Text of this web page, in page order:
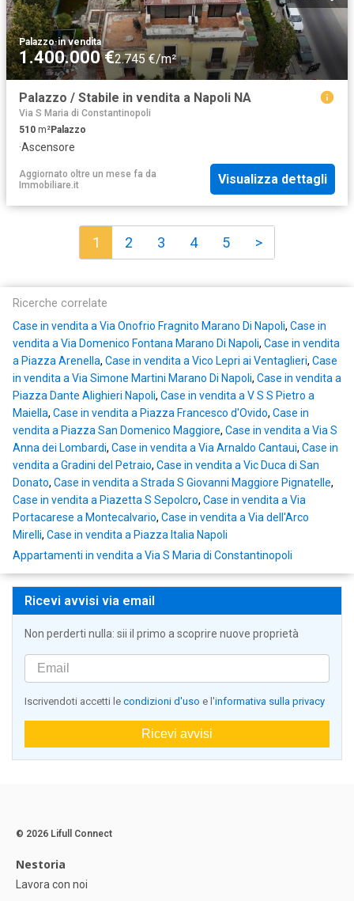
Palazzo·in vendita
1.400.000 €2.745 €/m²
Palazzo / Stabile in vendita a Napoli NA
Via S Maria di Constantinopoli
510 m²Palazzo
·Ascensore
Aggiornato oltre un mese fa da
Immobiliare.it
Visualizza dettagli
1 2 3 4 5 >
Ricerche correlate
Case in vendita a Via Onofrio Fragnito Marano Di Napoli, Case in
vendita a Via Domenico Fontana Marano Di Napoli, Case in vendita
a Piazza Arenella, Case in vendita a Vico Lepri ai Ventaglieri, Case
in vendita a Via Simone Martini Marano Di Napoli, Case in vendita a
Piazza Dante Alighieri Napoli, Case in vendita a V S S Pietro a
Maiella, Case in vendita a Piazza Francesco d'Ovido, Case in
vendita a Piazza San Domenico Maggiore, Case in vendita a Via S
Anna dei Lombardi, Case in vendita a Via Arnaldo Cantaui, Case in
vendita a Gradini del Petraio, Case in vendita a Vic Duca di San
Donato, Case in vendita a Strada S Giovanni Maggiore Pignatelle,
Case in vendita a Piazetta S Sepolcro, Case in vendita a Via
Portacarese a Montecalvario, Case in vendita a Via dell'Arco
Mirelli, Case in vendita a Piazza Italia Napoli
Appartamenti in vendita a Via S Maria di Constantinopoli
Ricevi avvisi via email
Non perderti nulla: sii il primo a scoprire nuove proprietà
Iscrivendoti accetti le condizioni d'uso e l'informativa sulla privacy
Ricevi avvisi
© 2026 Lifull Connect
Nestoria
Lavora con noi